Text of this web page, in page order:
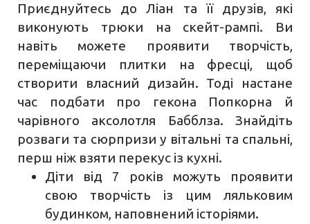
Приєднуйтесь до Ліан та її друзів, які
виконують трюки на скейт-рампі. Ви
навіть можете проявити творчість,
переміщаючи плитки на фресці, щоб
створити власний дизайн. Тоді настане
час подбати про гекона Попкорна й
чарівного аксолотля Бабблза. Знайдіть
розваги та сюрпризи у вітальні та спальні,
перш ніж взяти перекус із кухні.
Діти від 7 років можуть проявити
свою творчість із цим ляльковим
будинком, наповнений історіями.